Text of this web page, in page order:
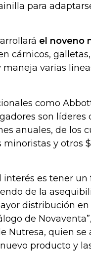
para
el noveno
cárnicos,
varias
como
son líderes
anuales, de los
y otros
interés es tener un
de la
distribución en
de
Nutresa, quien se
producto y